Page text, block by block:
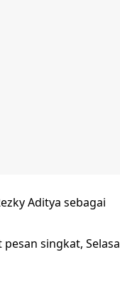
Aditya sebagai
singkat, Selasa